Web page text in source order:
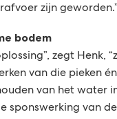
zijn
bodem
zegt Henk,
van die pieken
van het water
sponswerking van